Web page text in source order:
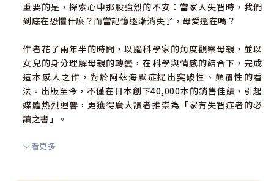
重要的是，探索心中那股強烈的不安：當家人失智時，我們
到底在恐懼什麼？而當記憶逐漸消失了，母愛還在嗎？
作者花了兩年半的時間，以腦科學家的角度觀察母親，並以
女兒的身分理解母親的轉變，在科學與情感的結合下，完成
這本感人之作，對於阿茲海默症提出突破性、顛覆性的看
法。出版至今，不僅在日本創下40,000本的銷售佳績，引起
媒體熱烈迴響，更獲得廣大讀者推崇為「家有失智症者的必
讀之書」。
看更多